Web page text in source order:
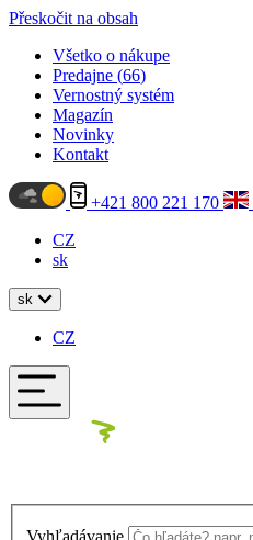
Přeskočit na obsah
Všetko o nákupe
Predajne (66)
Vernostný systém
Magazín
Novinky
Kontakt
+421 800 221 170
CZ
sk
sk
CZ
Vyhľadávanie